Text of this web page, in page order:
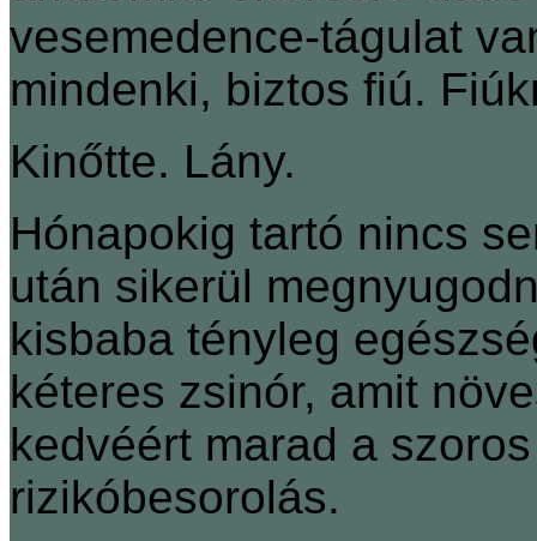
vesemedence-tágulat
mindenki, biztos fiú.
Kinőtte. Lány.
Hónapokig tartó nincs
után sikerül
kisbaba tényleg
kéteres zsinór, amit
kedvéért marad a
rizikóbesorolás.